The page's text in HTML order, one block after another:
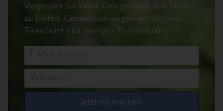
Verpassen Sie keine Gelegenheit, den Tieren
zu helfen. Gemeinsam sorgen wir für mehr
Tierschutz und weniger Tierprodukte.